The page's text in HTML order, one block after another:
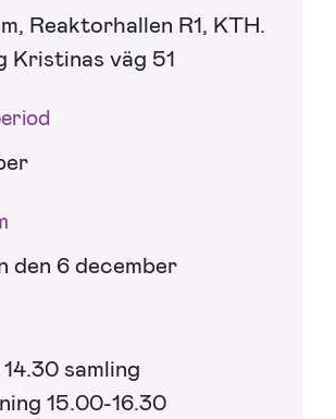
Reaktorhallen R1, KTH.
Kristinas väg 51
den 6 december
samling
15.00-16.30